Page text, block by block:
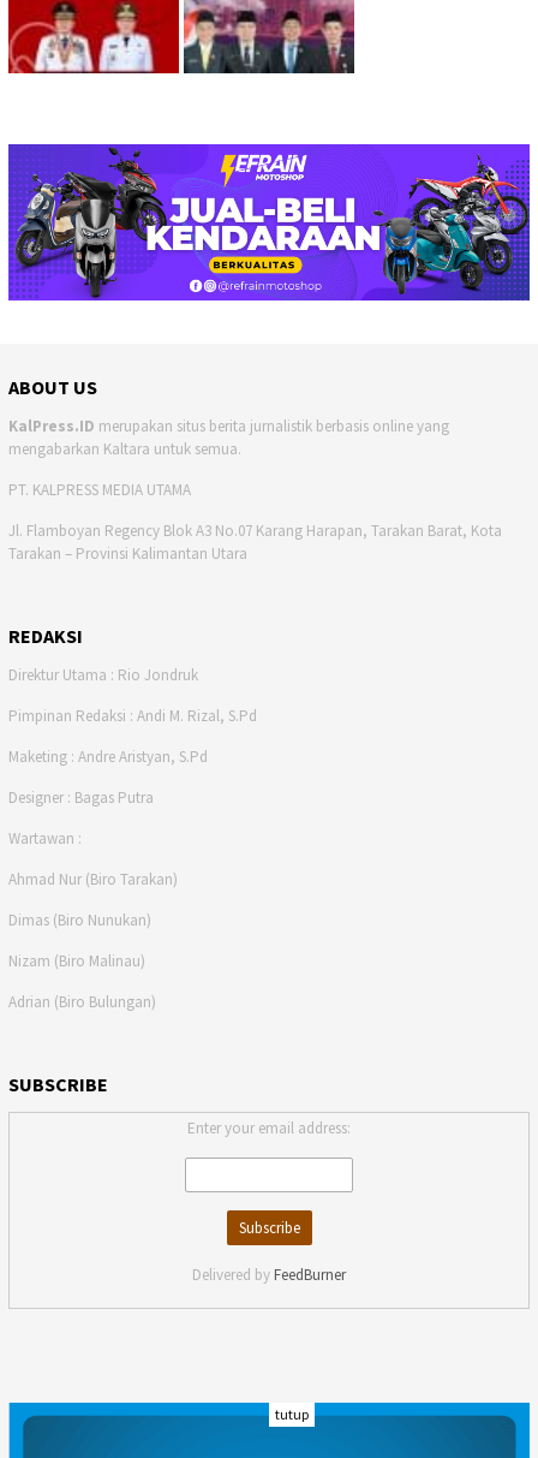
ABOUT US
KalPress.ID merupakan situs berita jurnalistik berbasis online yang
mengabarkan Kaltara untuk semua.
PT. KALPRESS MEDIA UTAMA
Jl. Flamboyan Regency Blok A3 No.07 Karang Harapan, Tarakan Barat, Kota
Tarakan – Provinsi Kalimantan Utara
REDAKSI
Direktur Utama : Rio Jondruk
Pimpinan Redaksi : Andi M. Rizal, S.Pd
Maketing : Andre Aristyan, S.Pd
Designer : Bagas Putra
Wartawan :
Ahmad Nur (Biro Tarakan)
Dimas (Biro Nunukan)
Nizam (Biro Malinau)
Adrian (Biro Bulungan)
SUBSCRIBE
Enter your email address:
Delivered by FeedBurner
tutup